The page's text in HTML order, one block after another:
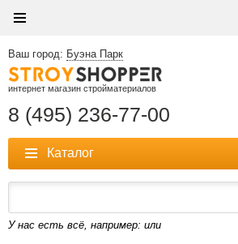
Ваш город: Буэна Парк
интернет магазин стройматериалов
8 (495) 236-77-00
Каталог
У нас есть всё, например: или